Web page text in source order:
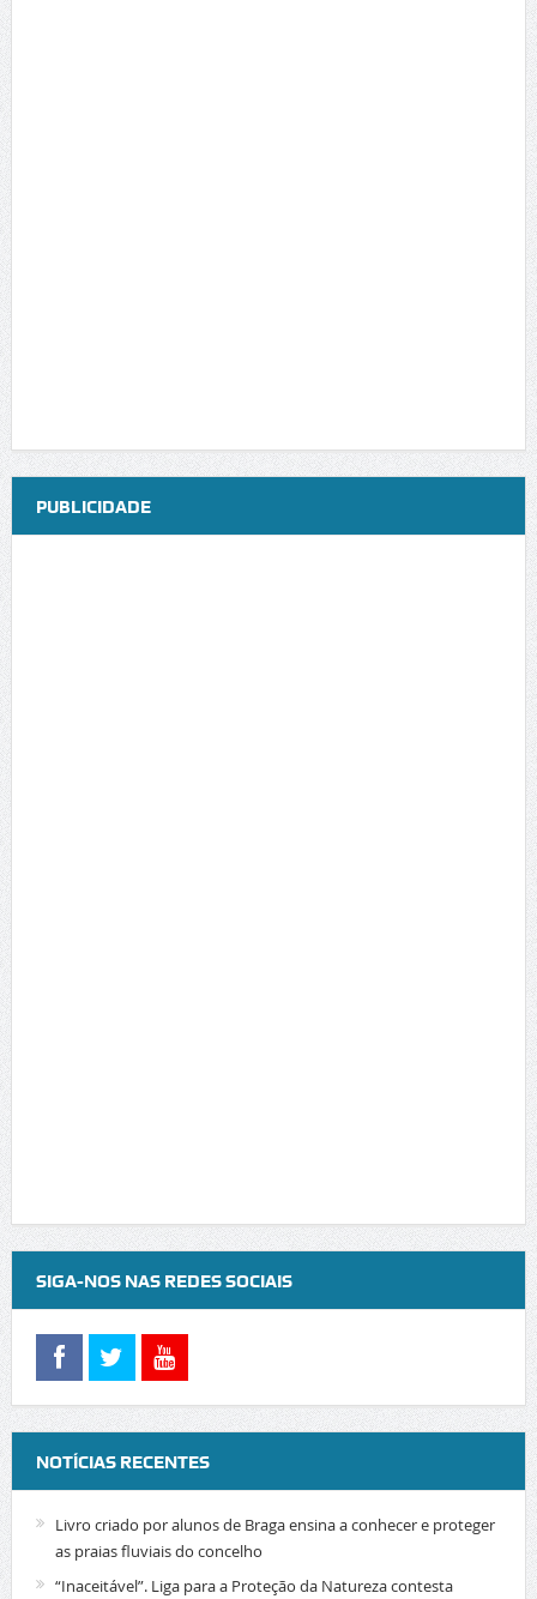
PUBLICIDADE
SIGA-NOS NAS REDES SOCIAIS
NOTÍCIAS RECENTES
Livro criado por alunos de Braga ensina a conhecer e proteger
as praias fluviais do concelho
“Inaceitável”. Liga para a Proteção da Natureza contesta